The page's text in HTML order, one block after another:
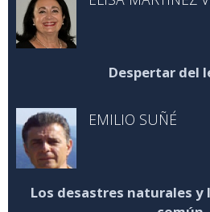
Despertar del
EMILIO SUÑÉ
Los desastres naturales